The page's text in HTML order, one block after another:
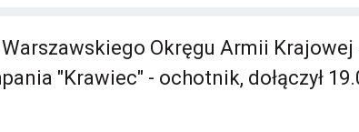
Okręgu Armii Krajowej
"Krawiec" - ochotnik, dołączył